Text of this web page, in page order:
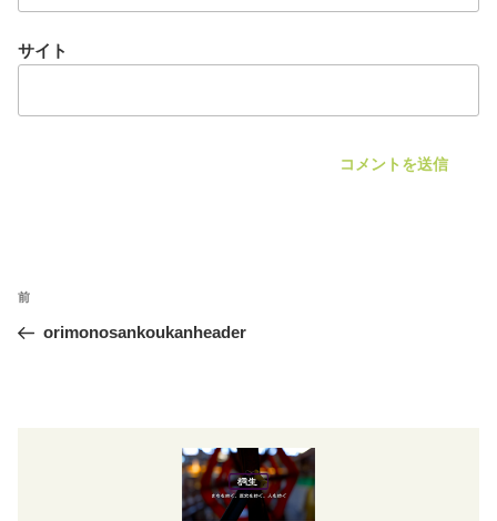
サイト
投
ナ
前
の
前
orimonosankoukanheader